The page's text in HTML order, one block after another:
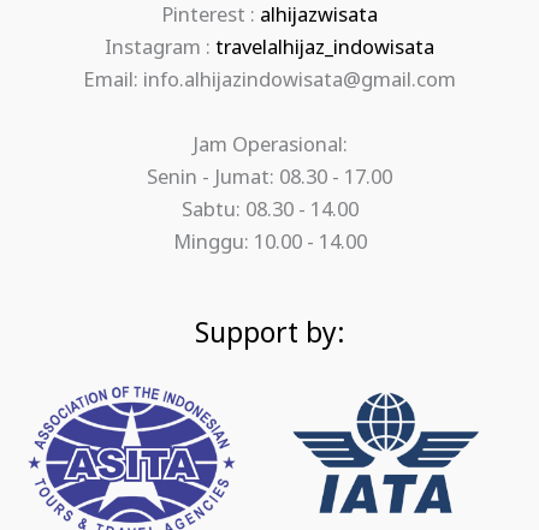
Pinterest : alhijazwisata
Instagram : travelalhijaz_indowisata
Email: info.alhijazindowisata@gmail.com
Jam Operasional:
Senin - Jumat: 08.30 - 17.00
Sabtu: 08.30 - 14.00
Minggu: 10.00 - 14.00
Support by: